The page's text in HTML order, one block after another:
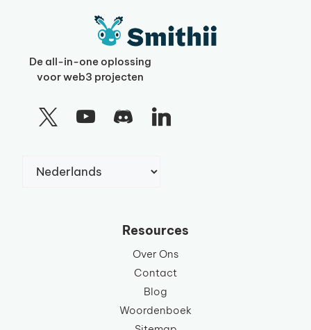
De all-in-one oplossing
voor web3 projecten
een
Resources
Over Ons
Contact
Blog
Woordenboek